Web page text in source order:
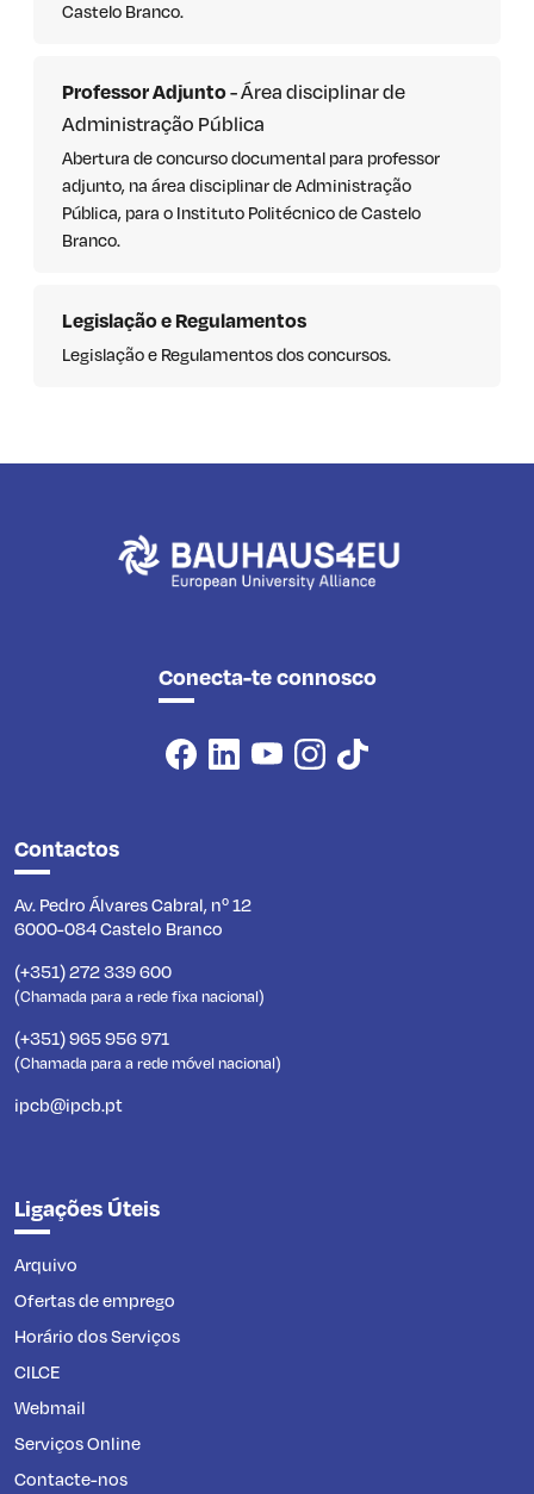
Castelo Branco.
Professor Adjunto- Área disciplinar de
Administração Pública
Abertura de concurso documental para professor
adjunto, na área disciplinar de Administração
Pública, para o Instituto Politécnico de Castelo
Branco.
Legislação e Regulamentos
Legislação e Regulamentos dos concursos.
Conecta-te connosco
Contactos
Av. Pedro Álvares Cabral, nº 12
6000-084 Castelo Branco
(+351) 272 339 600
(Chamada para a rede fixa nacional)
(+351) 965 956 971
(Chamada para a rede móvel nacional)
ipcb@ipcb.pt
Ligações Úteis
Arquivo
Ofertas de emprego
Horário dos Serviços
CILCE
Webmail
Serviços Online
Contacte-nos